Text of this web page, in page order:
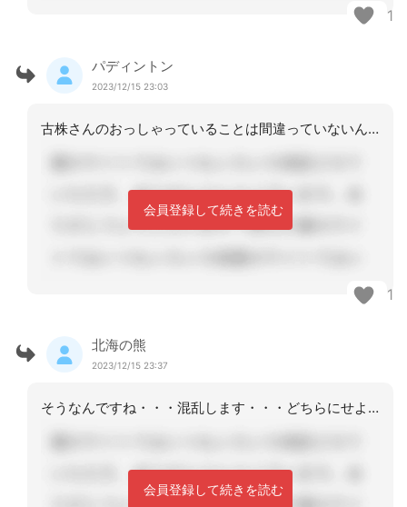
1
パディントン
2023/12/15 23:03
古株さんのおっしゃっていることは間違っていないんですよ。私がケアマネになった当初
会員登録して続きを読む
1
北海の熊
2023/12/15 23:37
そうなんですね・・・混乱します・・・どちらにせよ、週明け話し合ってみます。何度も
会員登録して続きを読む